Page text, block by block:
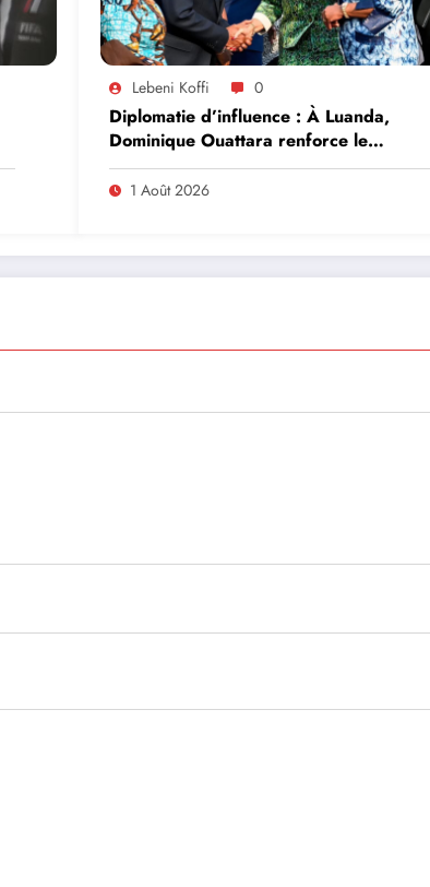
Lebeni Koffi 0
Diplomatie d’influence : À Luanda,
Dominique Ouattara renforce le
leadership solidaire de la Côte d’Ivoire
en Afrique
1 Août 2026